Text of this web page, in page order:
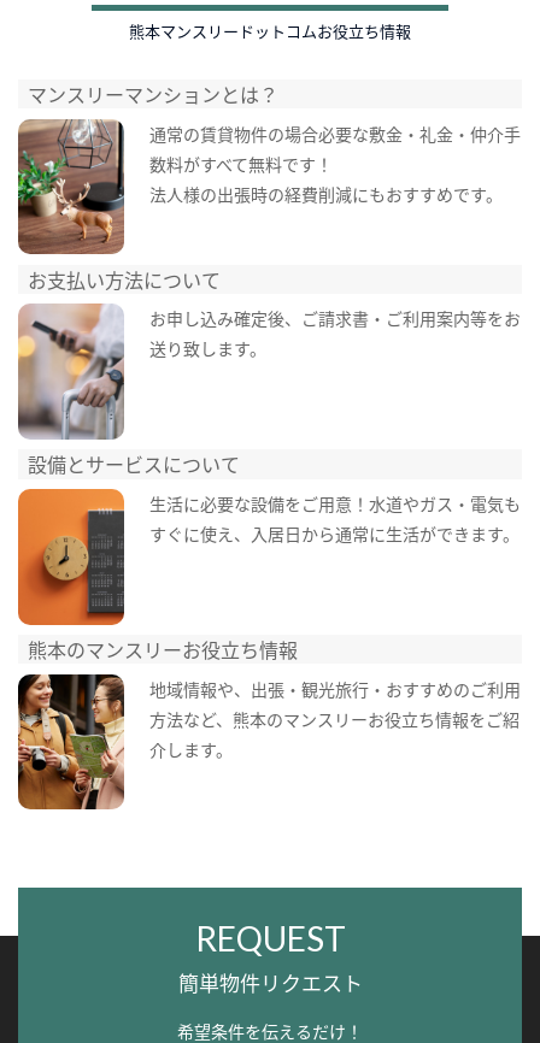
熊本マンスリードットコムお役立ち情報
マンスリーマンションとは？
通常の賃貸物件の場合必要な敷金・礼金・仲介手
数料がすべて無料です！
法人様の出張時の経費削減にもおすすめです。
お支払い方法について
お申し込み確定後、ご請求書・ご利用案内等をお
送り致します。
設備とサービスについて
生活に必要な設備をご用意！水道やガス・電気も
すぐに使え、入居日から通常に生活ができます。
熊本のマンスリーお役立ち情報
地域情報や、出張・観光旅行・おすすめのご利用
方法など、熊本のマンスリーお役立ち情報をご紹
介します。
REQUEST
簡単物件リクエスト
希望条件を伝えるだけ！